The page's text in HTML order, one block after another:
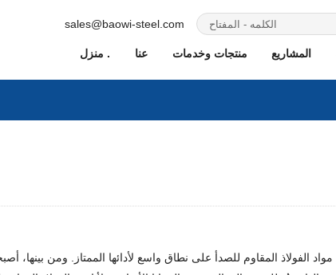
sales@baowi-steel.com
منزل . عنا منتجات وخدمات المشاريع